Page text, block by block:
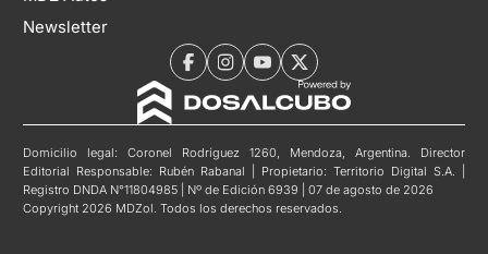
Newsletter
Domicilio legal: Coronel Rodríguez 1260, Mendoza, Argentina. Director
Editorial Responsable: Rubén Rabanal | Propietario: Territorio Digital S.A. |
Registro DNDA N°11804985 | Nº de Edición 6939 | 07 de agosto de 2026
Copyright 2026 MDZol. Todos los derechos reservados.